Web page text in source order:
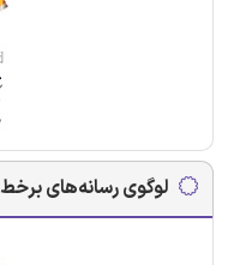
لوگوی رسانه‌های برخط